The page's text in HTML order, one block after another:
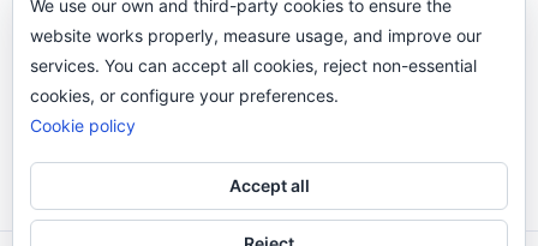
Y si una persona no puede tener teléfono, que
le quiten el teléfono.
We use our own and third-party cookies to ensure the
website works properly, measure usage, and improve our
services. You can accept all cookies, reject non-essential
cookies, or configure your preferences.
Cookie policy
Accept all